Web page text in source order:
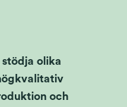
olika
och